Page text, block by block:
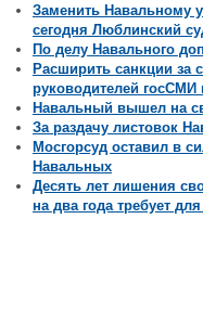
Заменить Навальному
сегодня Люблинский
По делу Навального
Расширить санкции за
руководителей
Навальный вышел на
За раздачу листовок
Мосгорсуд оставил в
Навальных
Десять лет лишения
на два года требует